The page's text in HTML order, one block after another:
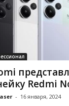
Redmi
- 16 января, 2024